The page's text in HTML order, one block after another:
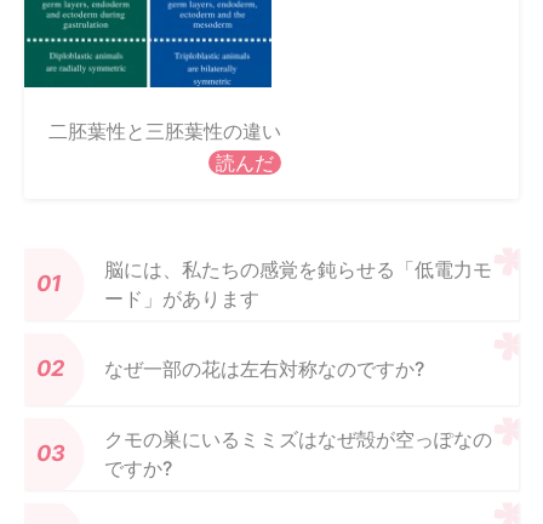
二胚葉性と三胚葉性の違い
読んだ
脳には、私たちの感覚を鈍らせる「低電力モ
ード」があります
なぜ一部の花は左右対称なのですか?
クモの巣にいるミミズはなぜ殻が空っぽなの
ですか?